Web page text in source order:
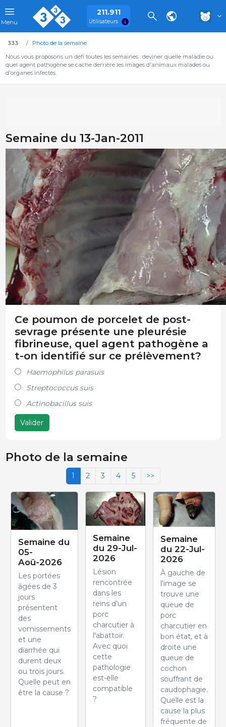
Menu
211.911
Utilisateurs
333
Photo de la semaine
Nous vous proposons un défi toutes les semaines : deviner quelle maladie ou
quel agent pathogène se cache derrière les images d'animaux malades ou
d'organes infectés.
Semaine du 13-Jan-2011
Ce poumon de porcelet de post-
sevrage présente une pleurésie
fibrineuse, quel agent pathogène a
t-on identifié sur ce prélèvement?
Haemophilus parasuis
Streptococcus suis
Actinobacillus suis
Valider
Photo de la semaine
1 2 3 4 5 >>
Semaine du
05-
Aoû-2026
Les portées
âgées de 3
jours
présentent
des
vomissements
et une
diarrhée qui
durent deux
ou trois jours.
Quelle peut en
être la cause ?
Semaine
du 29-Jul-
2026
Lésion
rencontrée
dans les
reins d'un
porc
charcutier à
l'abattoir.
Avec quoi
cette
pathologie
est-elle
compatible
?
Semaine
du 22-Jul-
2026
À gauche de
l'image se
trouve une
queue de
porc
charcutier en
bon état, et à
droite une
queue de
cochon
souffrant de
caudophagie.
Quelle est la
cause la plus
fréquente de